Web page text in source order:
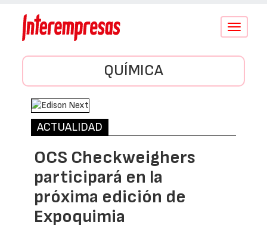
Conmutar
QUÍMICA
ACTUALIDAD
OCS Checkweighers
participará en la
próxima edición de
Expoquimia